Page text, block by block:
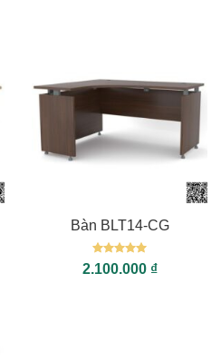
Bàn BLT14-CG
Được xếp
hạng55
2.100.000 ₫